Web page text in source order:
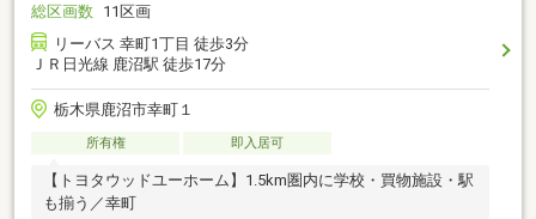
総区画数 11区画
リーバス 幸町1丁目 徒歩3分
ＪＲ日光線 鹿沼駅 徒歩17分
栃木県鹿沼市幸町１
所有権 即入居可
【トヨタウッドユーホーム】1.5km圏内に学校・買物施設・駅
も揃う／幸町